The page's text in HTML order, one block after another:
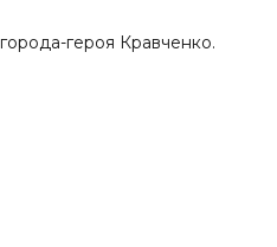
героя Кравченко.